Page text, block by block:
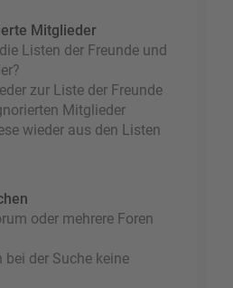
Mitglieder
Listen der Freunde und
zur Liste der Freunde
Mitglieder
wieder aus den Listen
oder mehrere Foren
der Suche keine